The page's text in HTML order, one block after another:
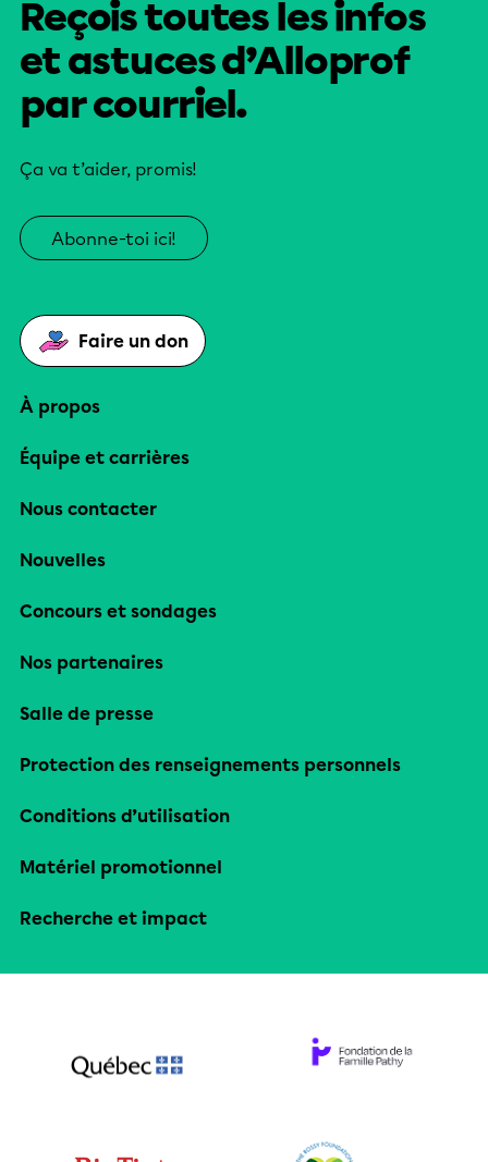
Reçois toutes les infos
et astuces d’Alloprof
par courriel.
Ça va t’aider, promis!
Abonne-toi ici!
Faire un don
À propos
Équipe et carrières
Nous contacter
Nouvelles
Concours et sondages
Nos partenaires
Salle de presse
Protection des renseignements personnels
Conditions d’utilisation
Matériel promotionnel
Recherche et impact